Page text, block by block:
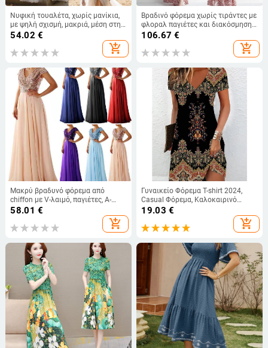
Νυφική τουαλέτα, χωρίς μανίκια,
με ψηλή σχισμή, μακριά, μέση στη
μέση, 95% πολυεστέρας
54.02 €
add_shopping_cart
Βραδινό φόρεμα χωρίς τιράντες με
φλοραλ παγιέτες και διακόσμηση
με χάντρες στην πλάτη, μακριά
φούστα, μέση μεσαίου πλάτους,
συνδυασμός πολυεστέρα-
106.67 €
add_shopping_cart
Μακρύ βραδυνό φόρεμα από
chiffon με V-λαιμό, παγιέτες, Α-
γραμμή, ψηλή μέση
58.01 €
add_shopping_cart
Γυναικείο Φόρεμα T-shirt 2024,
Casual Φόρεμα, Καλοκαιρινό
Φλοράλ Μίνι Φόρεμα με V-Neck
19.03 €
add_shopping_cart